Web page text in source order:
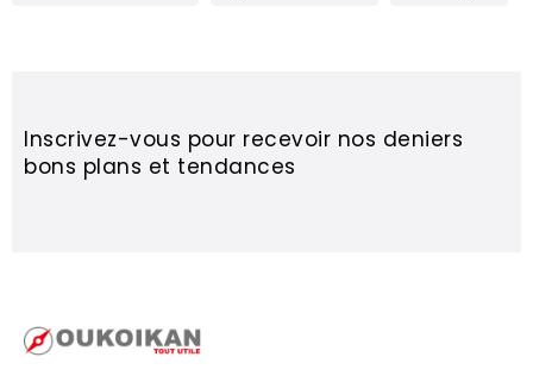
Inscrivez-vous pour recevoir nos deniers
bons plans et tendances